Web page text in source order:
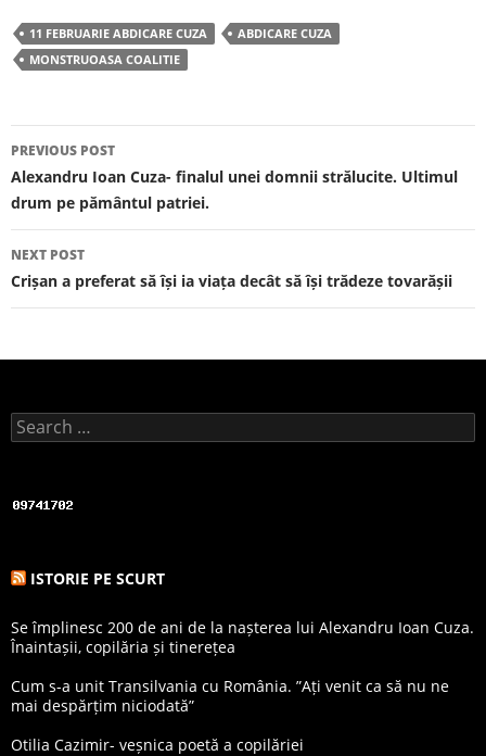
c
e
o
o
k
itt
er
ar
e
11 FEBRUARIE ABDICARE CUZA
ABDICARE CUZA
MONSTRUOASA COALITIE
Post navigation
PREVIOUS POST
Alexandru Ioan Cuza- finalul unei domnii strălucite. Ultimul
drum pe pământul patriei.
NEXT POST
Crișan a preferat să își ia viața decât să își trădeze tovarășii
Search for:
ISTORIE PE SCURT
Se împlinesc 200 de ani de la nașterea lui Alexandru Ioan Cuza.
Înaintașii, copilăria și tinerețea
Cum s-a unit Transilvania cu România. ”Ați venit ca să nu ne
mai despărțim niciodată”
Otilia Cazimir- veșnica poetă a copilăriei